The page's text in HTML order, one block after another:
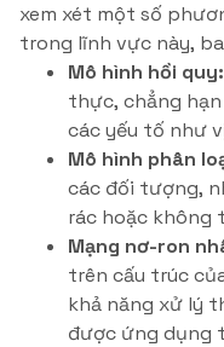
xem xét một số
trong lĩnh vực này,
Mô hình hồi quy:
thực, chẳng
các yếu tố như
Mô hình phân
các đối tượng,
rác hoặc không
Mạng nơ-ron
trên cấu trúc
khả năng xử lý
được ứng dụng